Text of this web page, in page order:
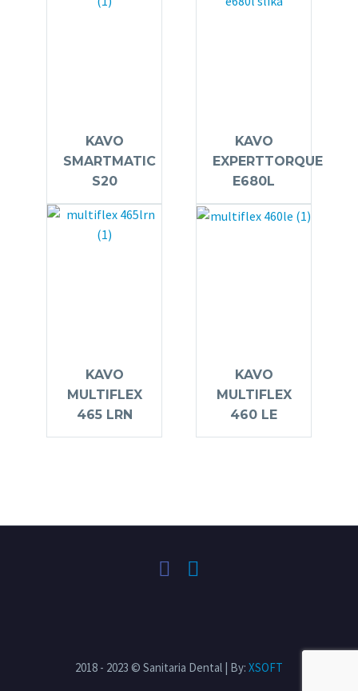
KAVO
SMARTMATIC
S20
KAVO
EXPERTTORQUE
E680L
KAVO
MULTIFLEX
465 LRN
KAVO
MULTIFLEX
460 LE
2018 - 2023 © Sanitaria Dental | By: XSOFT